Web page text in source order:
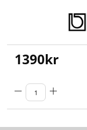
1390kr